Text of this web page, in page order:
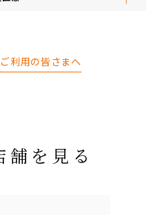
利用の皆さまへ
舗を見る